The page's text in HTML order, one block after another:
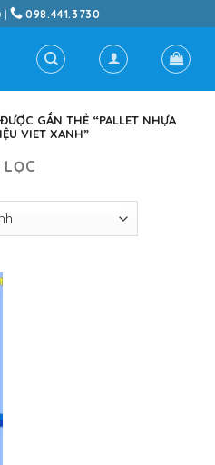
| 098.441.3730
GẮN THẺ “PALLET NHỰA
VIET XANH”
LỌC